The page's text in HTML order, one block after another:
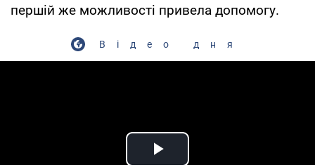
першій же можливості привела допомогу.
Відео дня